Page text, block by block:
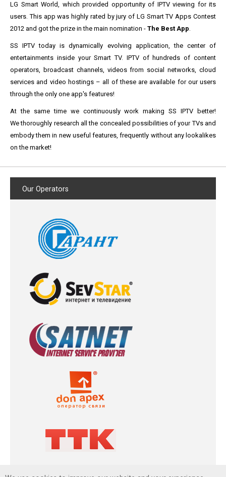
LG Smart World, which provided opportunity of IPTV viewing for its
users. This app was highly rated by jury of LG Smart TV Apps Contest
2012 and got the prize in the main nomination - The Best App.
SS IPTV today is dynamically evolving application, the center of
entertainments inside your Smart TV. IPTV of hundreds of content
operators, broadcast channels, videos from social networks, cloud
services and video hostings – all of these are available for our users
through the only one app's features!
At the same time we continuously work making SS IPTV better!
We thoroughly research all the concealed possibilities of your TVs and
embody them in new useful features, frequently without any lookalikes
on the market!
Our Operators